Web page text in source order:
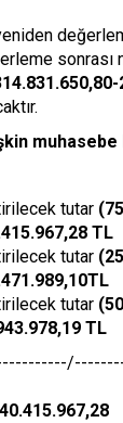
sonrası
muhasebe
tutar
TL
tutar (
tutar
TL
40.415.967,28